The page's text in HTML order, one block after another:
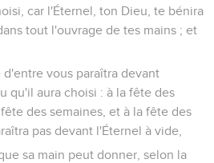
car l'Éternel, ton Dieu, te bénira
tout l'ouvrage de tes mains ; et
vous paraîtra devant
qu'il aura choisi : à la fête des
des semaines, et à la fête des
pas devant l'Éternel à vide,
sa main peut donner, selon la